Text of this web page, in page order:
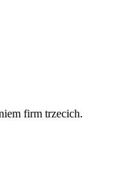
firm trzecich.